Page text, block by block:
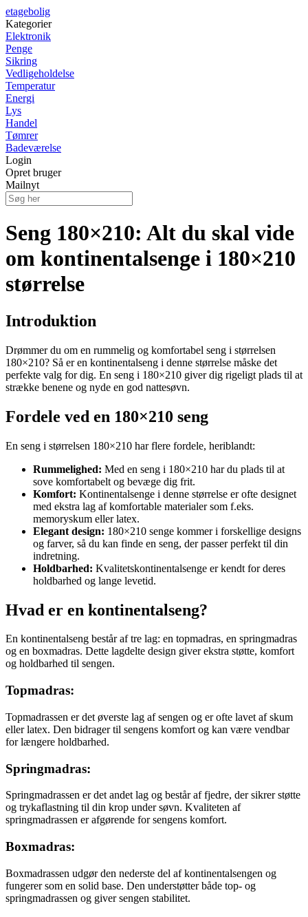
etagebolig
Kategorier
Elektronik
Penge
Sikring
Vedligeholdelse
Temperatur
Energi
Lys
Handel
Tømrer
Badeværelse
Login
Opret bruger
Mailnyt
Seng 180×210: Alt du skal vide
om kontinentalsenge i 180×210
størrelse
Introduktion
Drømmer du om en rummelig og komfortabel seng i størrelsen
180×210? Så er en kontinentalseng i denne størrelse måske det
perfekte valg for dig. En seng i 180×210 giver dig rigeligt plads til at
strække benene og nyde en god nattesøvn.
Fordele ved en 180×210 seng
En seng i størrelsen 180×210 har flere fordele, heriblandt:
Rummelighed: Med en seng i 180×210 har du plads til at
sove komfortabelt og bevæge dig frit.
Komfort: Kontinentalsenge i denne størrelse er ofte designet
med ekstra lag af komfortable materialer som f.eks.
memoryskum eller latex.
Elegant design: 180×210 senge kommer i forskellige designs
og farver, så du kan finde en seng, der passer perfekt til din
indretning.
Holdbarhed: Kvalitetskontinentalsenge er kendt for deres
holdbarhed og lange levetid.
Hvad er en kontinentalseng?
En kontinentalseng består af tre lag: en topmadras, en springmadras
og en boxmadras. Dette lagdelte design giver ekstra støtte, komfort
og holdbarhed til sengen.
Topmadras:
Topmadrassen er det øverste lag af sengen og er ofte lavet af skum
eller latex. Den bidrager til sengens komfort og kan være vendbar
for længere holdbarhed.
Springmadras:
Springmadrassen er det andet lag og består af fjedre, der sikrer støtte
og trykaflastning til din krop under søvn. Kvaliteten af
springmadrassen er afgørende for sengens komfort.
Boxmadras:
Boxmadrassen udgør den nederste del af kontinentalsengen og
fungerer som en solid base. Den understøtter både top- og
springmadrassen og giver sengen stabilitet.